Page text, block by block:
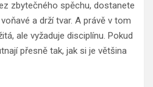
zbytečného spěchu, dostanete
a drží tvar. A právě v tom
ale vyžaduje disciplínu. Pokud
přesně tak, jak si je většina